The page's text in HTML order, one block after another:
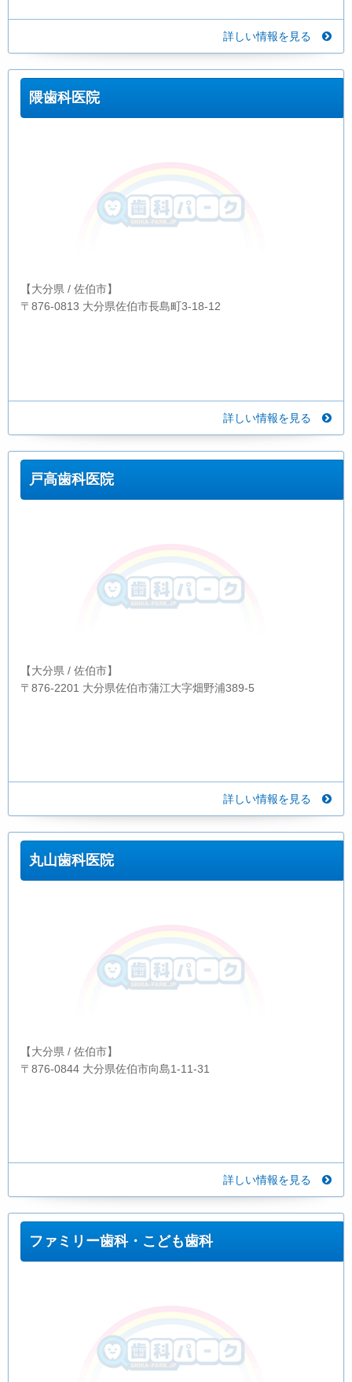
詳しい情報を見る
隈歯科医院
【大分県 / 佐伯市】
〒876-0813 大分県佐伯市長島町3-18-12
詳しい情報を見る
戸高歯科医院
【大分県 / 佐伯市】
〒876-2201 大分県佐伯市蒲江大字畑野浦389-5
詳しい情報を見る
丸山歯科医院
【大分県 / 佐伯市】
〒876-0844 大分県佐伯市向島1-11-31
詳しい情報を見る
ファミリー歯科・こども歯科